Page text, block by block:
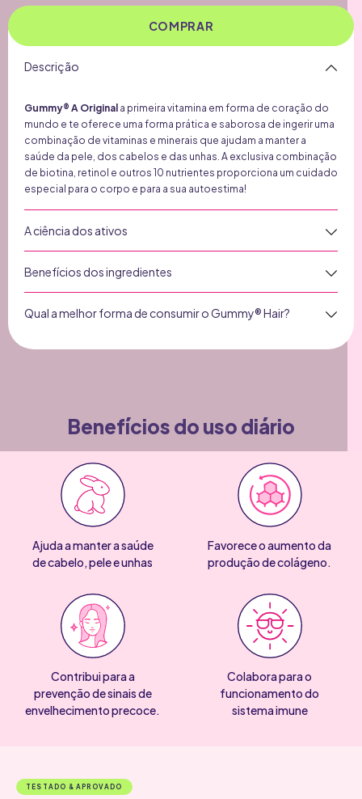
Kit Gummy® Trio Hair
De:
R$ 446,00
Por:R$ 279,00
ou em 6x de R$ 46,50
Gummy
Frutti...
Por:
ou em
COMPRAR
Descrição
Gummy® A Original a primeira vitamina em forma de coração do
mundo e te oferece uma forma prática e saborosa de ingerir uma
combinação de vitaminas e minerais que ajudam a manter a
saúde da pele, dos cabelos e das unhas. A exclusiva combinação
de biotina, retinol e outros 10 nutrientes proporciona um cuidado
especial para o corpo e para a sua autoestima!
A ciência dos ativos
Benefícios dos ingredientes
Qual a melhor forma de consumir o Gummy® Hair?
Benefícios do uso diário
Ajuda a manter a saúde
de cabelo, pele e unhas
Favorece o aumento da
produção de colágeno.
Contribui para a
prevenção de sinais de
envelhecimento precoce.
Colabora para o
funcionamento do
sistema imune
TESTADO & APROVADO